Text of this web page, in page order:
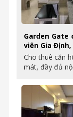
Garden
viên Gia
Cho thuê căn
mát, đầy đủ